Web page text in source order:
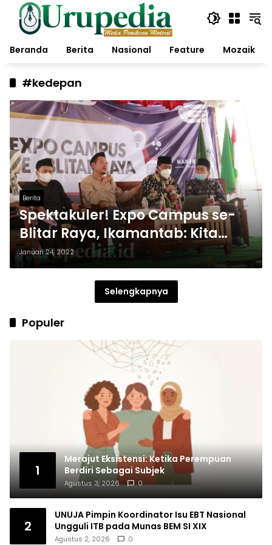
Langsung
konten
Beranda
Berita Nasional Feature Mozaik
#kedepan
Berita
Spektakuler! Expo Campus se-
Blitar Raya, Ikamantab: Kita
Harus Selalu Berfikir ke Depan
Januari 24, 2022
Selengkapnya
Populer
1
Merajut Eksistensi: Ketika Perempuan
Berdiri Sebagai Subjek
Agustus 3, 2026 0
2
UNUJA Pimpin Koordinator Isu EBT Nasional
Ungguli ITB pada Munas BEM SI XIX
Agustus 2, 2026 0